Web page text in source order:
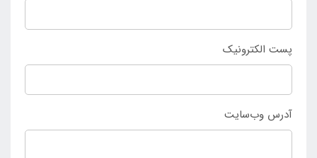
پست الکترونیک
آدرس وب‌سایت